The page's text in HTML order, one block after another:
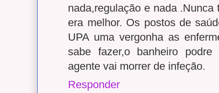
nada,regulação e nada
era melhor. Os postos de
UPA uma vergonha as
sabe fazer,o banheiro
agente vai morrer de infeção.
Responder